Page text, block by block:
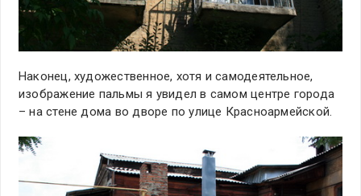
Наконец, художественное, хотя и самодеятельное,
изображение пальмы я увидел в самом центре города
– на стене дома во дворе по улице Красноармейской.